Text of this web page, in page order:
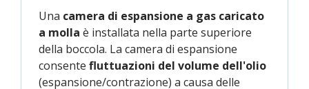
Una camera di espansione a gas caricato
a molla è installata nella parte superiore
della boccola. La camera di espansione
consente fluttuazioni del volume dell'olio
(espansione/contrazione) a causa delle